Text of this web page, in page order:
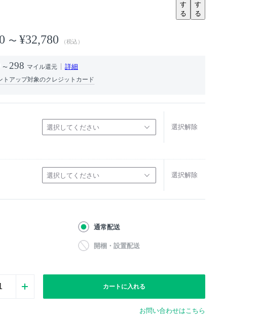
す
る
す
る
¥32,780 （税込）
298 マイル還元 詳細
トアップ対象のクレジットカード
選択してください 選択解除
選択してください 選択解除
通常配送
開梱・設置配送
カートに入れる
お問い合わせはこちら